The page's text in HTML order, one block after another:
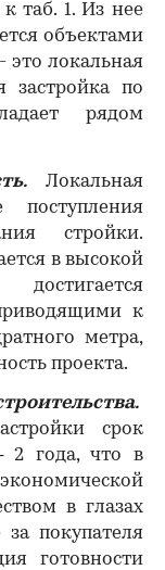
таб. 1. Из нее
объектами
это локальная
застройка по
рядом
Локальная
поступления
стройки.
в высокой
достигается
к
метра,
проекта.
срок
2 года, что в
в глазах
покупателя
готовности